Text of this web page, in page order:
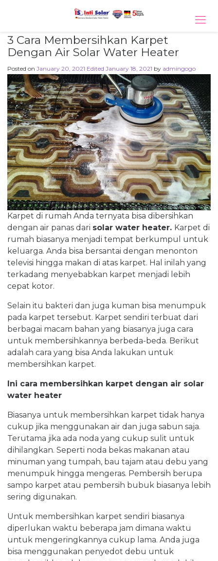
3 Cara Membersihkan Karpet
Dengan Air Solar Water Heater
Posted on January 20, 2021 Edited January 18, 2021 by admingogo
Karpet di rumah Anda ternyata bisa dibersihkan
dengan air panas dari solar water heater. Karpet di
rumah biasanya menjadi tempat berkumpul untuk
keluarga. Anda bisa bersantai dengan menonton
televisi hingga makan di atas karpet. Hal inilah yang
terkadang menyebabkan karpet menjadi lebih
cepat kotor.
Selain itu bakteri dan juga kuman bisa menumpuk
pada karpet tersebut. Karpet sendiri terbuat dari
berbagai macam bahan yang biasanya juga cara
untuk membersihkannya berbeda-beda. Berikut
adalah cara yang bisa Anda lakukan untuk
membersihkan karpet.
Ini cara membersihkan karpet dengan air solar
water heater
Biasanya untuk membersihkan karpet tidak hanya
cukup jika menggunakan air dan juga sabun saja.
Terutama jika ada noda yang cukup sulit untuk
dihilangkan. Seperti noda bekas makanan atau
minuman yang tumpah, bau tajam atau debu yang
menumpuk hingga mengeras. Pembersih berupa
sampo karpet atau pembersih bubuk biasanya lebih
sering digunakan.
Untuk membersihkan karpet sendiri biasanya
diperlukan waktu beberapa jam dimana waktu
untuk mengeringkannya cukup lama. Anda juga
bisa menggunakan penyedot debu untuk